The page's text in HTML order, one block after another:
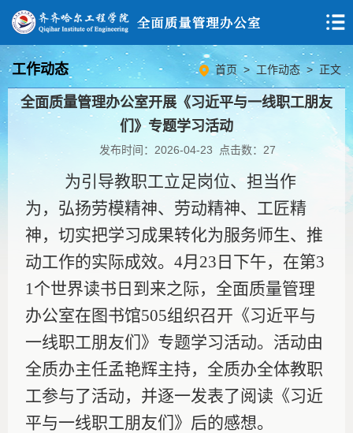
工作动态 首页 > 工作动态> 正文
全面质量管理办公室开展《习近平与一线职工朋友
们》专题学习活动
发布时间：2026-04-23 点击数： 27
为引导教职工立足岗位、担当作
为，弘扬劳模精神、劳动精神、工匠精
神，切实把学习成果转化为服务师生、推
动工作的实际成效。4月23日下午，在第3
1个世界读书日到来之际，全面质量管理
办公室在图书馆505组织召开《习近平与
一线职工朋友们》专题学习活动。活动由
全质办主任孟艳辉主持，全质办全体教职
工参与了活动，并逐一发表了阅读《习近
平与一线职工朋友们》后的感想。